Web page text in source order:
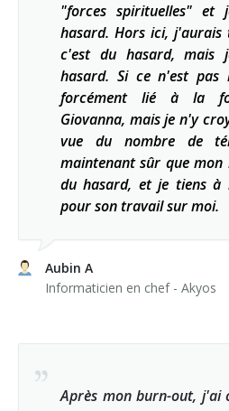
"forces spirituelles"
hasard. Hors ici, j'aurais
c'est du hasard, mais
hasard. Si ce n'est pas
forcément lié à la
Giovanna, mais je n'y
vue du nombre de
maintenant sûr que mon
du hasard, et je tiens à
pour son travail sur moi.
Aubin A
Informaticien en chef - Akyos
Après mon burn-out, j'ai